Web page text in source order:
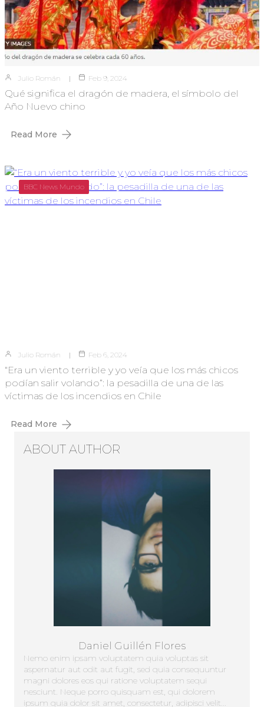
Julio Román Feb 9, 2024
Qué significa el dragón de madera, el símbolo del
Año Nuevo chino
Read More
BBC News Mundo
Julio Román Feb 6, 2024
“Era un viento terrible y yo veía que los más chicos
podían salir volando”: la pesadilla de una de las
víctimas de los incendios en Chile
Read More
ABOUT AUTHOR
Daniel Guillén Flores
Nemo enim ipsam voluptatem quia voluptas sit
aspernatur aut odit aut fugit, sed quia consequuntur
magni dolores eos qui ratione voluptatem sequi
nesciunt. Neque porro quisquam est, qui dolorem
ipsum quia dolor sit amet, consectetur, adipisci velit...